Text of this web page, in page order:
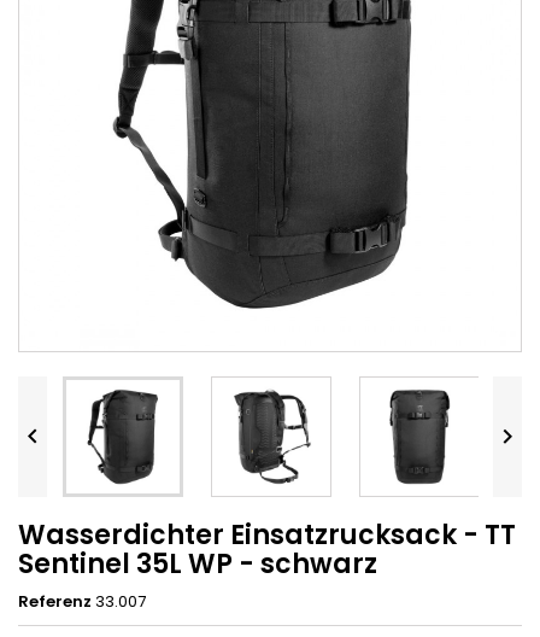
 
Wasserdichter Einsatzrucksack - TT
Sentinel 35L WP - schwarz
Referenz 33.007